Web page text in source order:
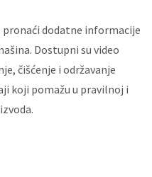
dodatne informacije
Dostupni su video
čišćenje i održavanje
koji pomažu u pravilnoj i